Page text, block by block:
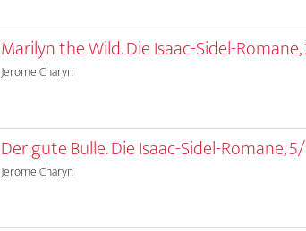
Marilyn the Wild. Die Isaac-Sidel-
Jerome Charyn
Der gute Bulle. Die Isaac-Sidel-Romane,
Jerome Charyn